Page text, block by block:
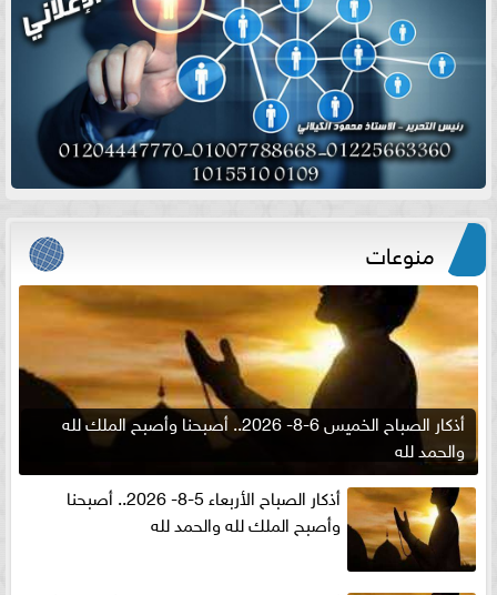
منوعات
أذكار الصباح الخميس 6-8- 2026.. أصبحنا وأصبح الملك لله
والحمد لله
أذكار الصباح الأربعاء 5-8- 2026.. أصبحنا
وأصبح الملك لله والحمد لله